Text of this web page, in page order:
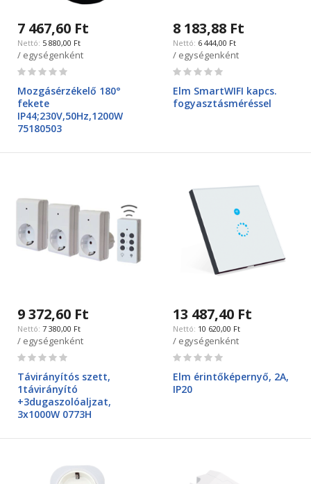
7 467,60 Ft
5 880,00 Ft
/ egységenként
Rating:
Mozgásérzékelő 180°
fekete
IP44;230V,50Hz,1200W
75180503
8 183,88 Ft
6 444,00 Ft
/ egységenként
Rating:
Elm SmartWIFI kapcs.
fogyasztásméréssel
9 372,60 Ft
7 380,00 Ft
/ egységenként
Rating:
Távirányítós szett,
1távirányító
+3dugaszolóaljzat,
3x1000W 0773H
13 487,40 Ft
10 620,00 Ft
/ egységenként
Rating:
Elm érintőképernyő, 2A,
IP20